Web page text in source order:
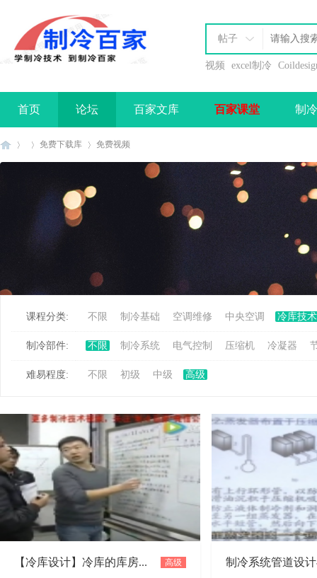
帖子
视频 excel制冷
首页 论坛 百家文库 百家课堂 制
办理会员
百
免费下载库
›
免费视频
课程分类: 不限 制冷基础 空调维修 中央空调 冷库技术
制冷部件: 不限 制冷系统 电气控制 压缩机 冷凝器
难易程度: 不限 初级 中级 高级
【冷库设计】冷库的库房系统与机房系统 高级